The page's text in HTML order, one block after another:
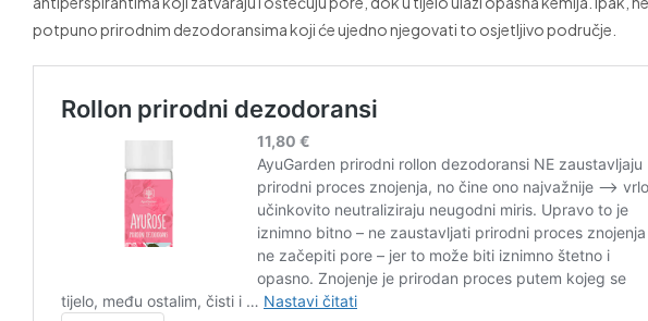
potpuno prirodnim dezodoransima koji će ujedno njegovati to osjetljivo područje.